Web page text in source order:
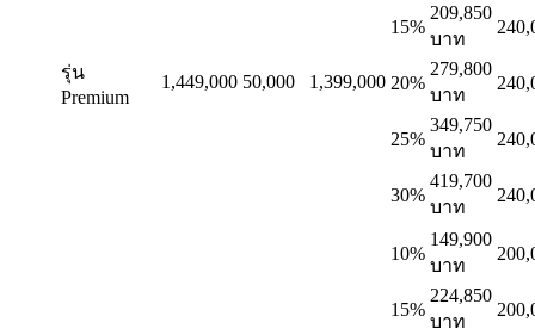
รุ่น
Premium
1,449,000 50,000 1,399,000
15%
209,850
บาท
20%
279,800
บาท
25%
349,750
บาท
30%
419,700
บาท
10%
149,900
บาท
15%
224,850
บาท